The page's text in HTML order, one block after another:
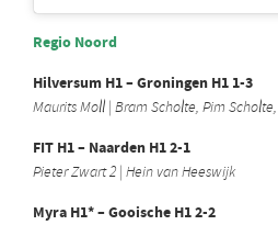
Regio Noord
Hilversum H1 – Groningen H1 1-3
Maurits Moll | Bram Scholte, Pim
FIT H1 – Naarden H1 2-1
Pieter Zwart 2 | Hein van Heeswijk
Myra H1* – Gooische H1 2-2